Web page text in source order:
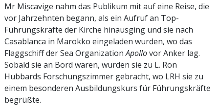
Mr Miscavige nahm das Publikum mit auf eine Reise, die
vor Jahrzehnten begann, als ein Aufruf an Top-
Führungskräfte der Kirche hinausging und sie nach
Casablanca in Marokko eingeladen wurden, wo das
Flaggschiff der Sea OrganizationApollovor Anker lag.
Sobald sie an Bord waren, wurden sie zu L. Ron
Hubbards Forschungszimmer gebracht, wo LRH sie zu
einem besonderen Ausbildungskurs für Führungskräfte
begrüßte.